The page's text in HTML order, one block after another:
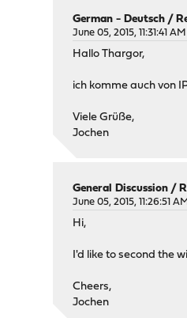
German - Deutsch /
June 05, 2015, 11:31:41 AM
Hallo Thargor,
ich komme auch von
Viele Grüße,
Jochen
General Discussion /
June 05, 2015, 11:26:51 AM
Hi,
I'd like to second the
Cheers,
Jochen